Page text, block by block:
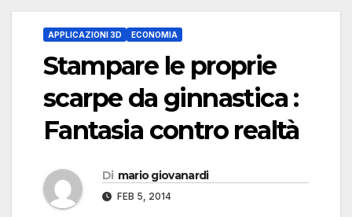
APPLICAZIONI 3D ECONOMIA
Stampare le proprie
scarpe da ginnastica :
Fantasia contro realtà
Di mario giovanardi
FEB 5, 2014